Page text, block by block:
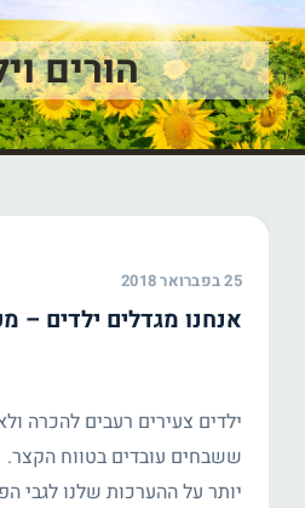
הורים
25 בפברואר 2018
אנחנו מגדלים ילדים –
ילדים צעירים רעבים להכרה
ששבחים עובדים בטווח
יותר על ההערכות שלנו לגבי